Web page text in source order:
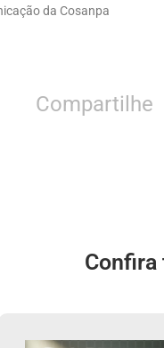
da Cosanpa
Compartilhe
Confira